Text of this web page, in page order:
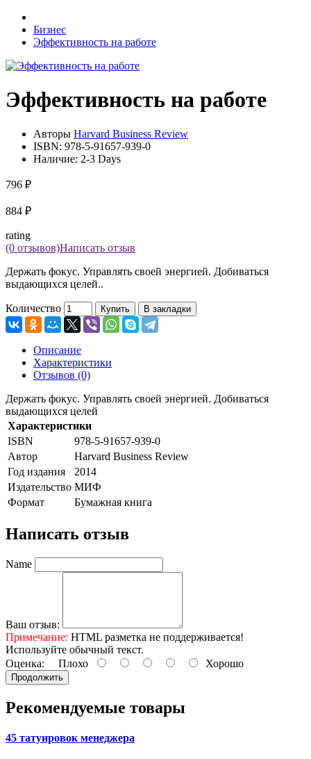
Бизнес
Эффективность на работе
Эффективность на работе
Авторы Harvard Business Review
ISBN: 978-5-91657-939-0
Наличие: 2-3 Days
796 ₽
884 ₽
rating
(0 отзывов)Написать отзыв
Держать фокус. Управлять своей энергией. Добиваться
выдающихся целей..
Количество Купить В закладки
Описание
Характеристики
Отзывов (0)
Держать фокус. Управлять своей энергией. Добиваться
выдающихся целей
Характеристики
ISBN
978-5-91657-939-0
Автор
Harvard Business Review
Год издания
2014
Издательство МИФ
Формат
Бумажная книга
Написать отзыв
Name
Ваш отзыв:
Примечание: HTML разметка не поддерживается!
Используйте обычный текст.
Оценка: Плохо Хорошо
Продолжить
Рекомендуемые товары
45 татуировок менеджера